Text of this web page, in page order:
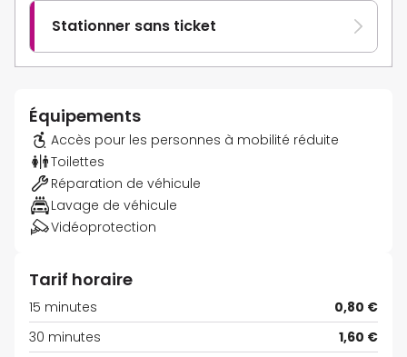
Stationner sans ticket
Équipements
Accès pour les personnes à mobilité réduite
Toilettes
Réparation de véhicule
Lavage de véhicule
Vidéoprotection
Tarif horaire
15 minutes
0,80 €
30 minutes
1,60 €